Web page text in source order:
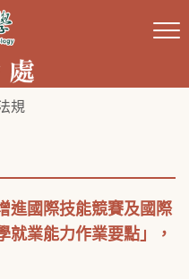
規
進國際技能競賽及國際
就業能力作業要點」，